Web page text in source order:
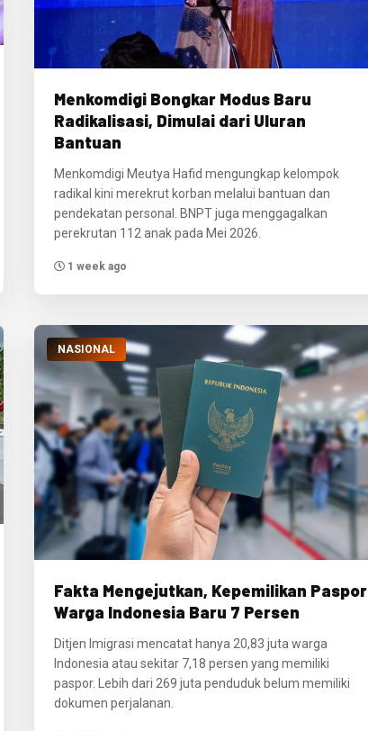
Menkomdigi Bongkar Modus Baru
Radikalisasi, Dimulai dari Uluran
Bantuan
Menkomdigi Meutya Hafid mengungkap kelompok
radikal kini merekrut korban melalui bantuan dan
pendekatan personal. BNPT juga menggagalkan
perekrutan 112 anak pada Mei 2026.
1 week ago
NASIONAL
Fakta Mengejutkan, Kepemilikan Paspor
Warga Indonesia Baru 7 Persen
Ditjen Imigrasi mencatat hanya 20,83 juta warga
Indonesia atau sekitar 7,18 persen yang memiliki
paspor. Lebih dari 269 juta penduduk belum memiliki
dokumen perjalanan.